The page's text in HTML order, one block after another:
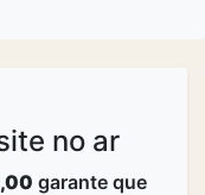
no ar
garante que